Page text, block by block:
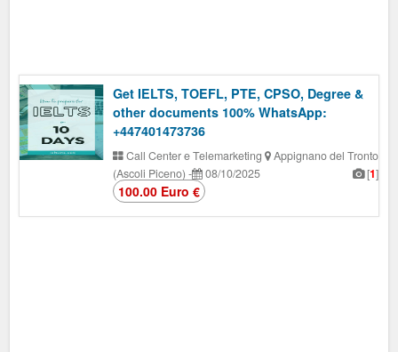
Get IELTS, TOEFL, PTE, CPSO, Degree &
other documents 100% WhatsApp:
+447401473736
Call Center e Telemarketing
Appignano del Tronto
(Ascoli Piceno) - 08/10/2025 [1]
100.00 Euro €